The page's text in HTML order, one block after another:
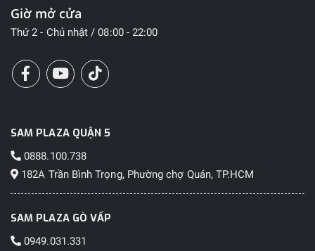
Giờ mở cửa
Thứ 2 - Chủ nhật / 08:00 - 22:00
SAM PLAZA QUẬN 5
0888.100.738
182A Trần Bình Trọng, Phường chợ Quán, TP.HCM
SAM PLAZA GÒ VẤP
0949.031.331